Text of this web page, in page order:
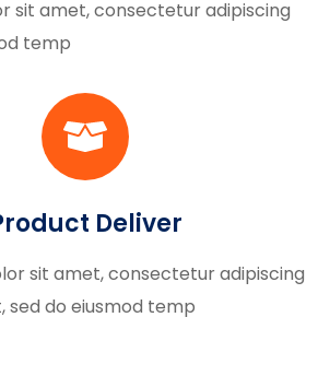
sit amet, consectetur adipiscing
temp
Deliver
sit amet, consectetur adipiscing
sed do eiusmod temp